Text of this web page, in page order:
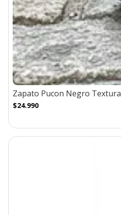
Zapato Pucon Negro Textura
$24.990